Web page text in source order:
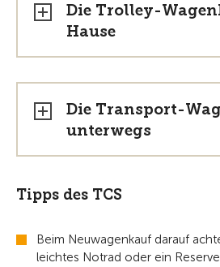
Die Trolley-
Hause
Die Transport-
unterwegs
Tipps des TCS
Beim Neuwagenkauf darauf
leichtes Notrad oder ein